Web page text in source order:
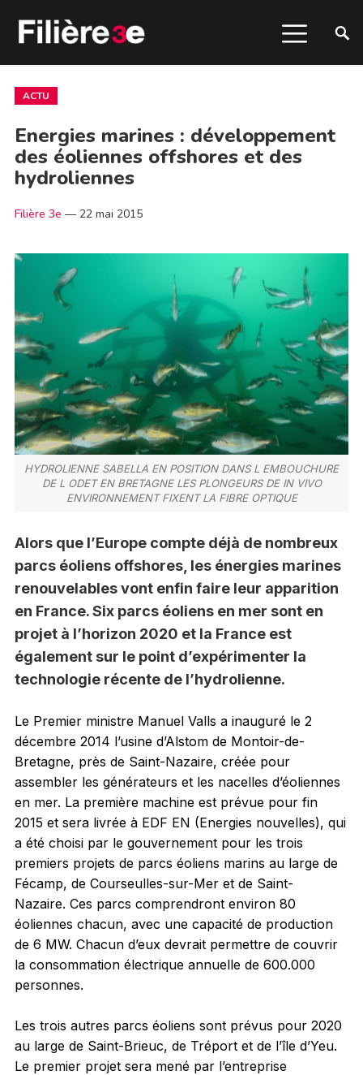
ACTU
Energies marines : développement
des éoliennes offshores et des
hydroliennes
Filière 3e — 22 mai 2015
HYDROLIENNE SABELLA EN POSITION DANS L EMBOUCHURE
DE L ODET EN BRETAGNE LES PLONGEURS DE IN VIVO
ENVIRONNEMENT FIXENT LA FIBRE OPTIQUE
Alors que l’Europe compte déjà de nombreux
parcs éoliens offshores, les énergies marines
renouvelables vont enfin faire leur apparition
en France. Six parcs éoliens en mer sont en
projet à l’horizon 2020 et la France est
également sur le point d’expérimenter la
technologie récente de l’hydrolienne.
Le Premier ministre Manuel Valls a inauguré le 2
décembre 2014 l’usine d’Alstom de Montoir-de-
Bretagne, près de Saint-Nazaire, créée pour
assembler les générateurs et les nacelles d’éoliennes
en mer. La première machine est prévue pour fin
2015 et sera livrée à EDF EN (Energies nouvelles), qui
a été choisi par le gouvernement pour les trois
premiers projets de parcs éoliens marins au large de
Fécamp, de Courseulles-sur-Mer et de Saint-
Nazaire. Ces parcs comprendront environ 80
éoliennes chacun, avec une capacité de production
de 6 MW. Chacun d’eux devrait permettre de couvrir
la consommation électrique annuelle de 600.000
personnes.
Les trois autres parcs éoliens sont prévus pour 2020
au large de Saint-Brieuc, de Tréport et de l’île d’Yeu.
Le premier projet sera mené par l’entreprise